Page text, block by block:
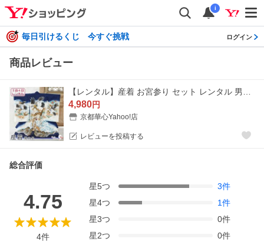
i
毎日引けるくじ 今すぐ挑戦 ログイン
商品レビュー
4,980円
京都華心Yahoo!店
レビューを投稿する
総合評価
4.75
4件
星5つ 3件
星4つ 1件
星3つ 0件
星2つ 0件